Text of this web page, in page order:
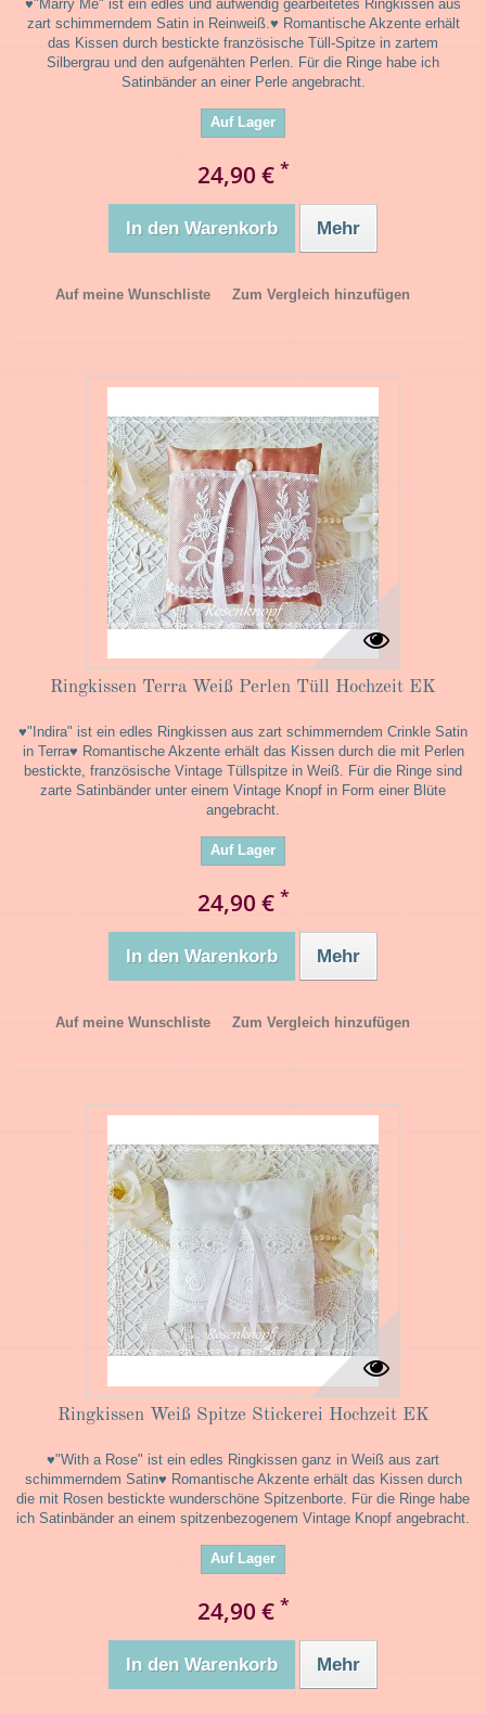
♥"Marry Me" ist ein edles und aufwendig gearbeitetes Ringkissen aus
zart schimmerndem Satin in Reinweiß.♥ Romantische Akzente erhält
das Kissen durch bestickte französische Tüll-Spitze in zartem
Silbergrau und den aufgenähten Perlen. Für die Ringe habe ich
Satinbänder an einer Perle angebracht.
Auf Lager
24,90 € *
In den Warenkorb Mehr
Auf meine Wunschliste Zum Vergleich hinzufügen
Ringkissen Terra Weiß Perlen Tüll Hochzeit EK
♥"Indira" ist ein edles Ringkissen aus zart schimmerndem Crinkle Satin
in Terra♥ Romantische Akzente erhält das Kissen durch die mit Perlen
bestickte, französische Vintage Tüllspitze in Weiß. Für die Ringe sind
zarte Satinbänder unter einem Vintage Knopf in Form einer Blüte
angebracht.
Auf Lager
24,90 € *
In den Warenkorb Mehr
Auf meine Wunschliste Zum Vergleich hinzufügen
Ringkissen Weiß Spitze Stickerei Hochzeit EK
♥"With a Rose" ist ein edles Ringkissen ganz in Weiß aus zart
schimmerndem Satin♥ Romantische Akzente erhält das Kissen durch
die mit Rosen bestickte wunderschöne Spitzenborte. Für die Ringe habe
ich Satinbänder an einem spitzenbezogenem Vintage Knopf angebracht.
Auf Lager
24,90 € *
In den Warenkorb Mehr